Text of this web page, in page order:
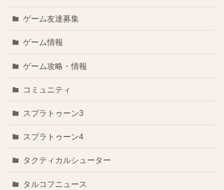
ゲーム友達募集
ゲーム情報
ゲーム攻略・情報
コミュニティ
スプラトゥーン3
スプラトゥーン4
タクティカルシューター
タルコフニュース